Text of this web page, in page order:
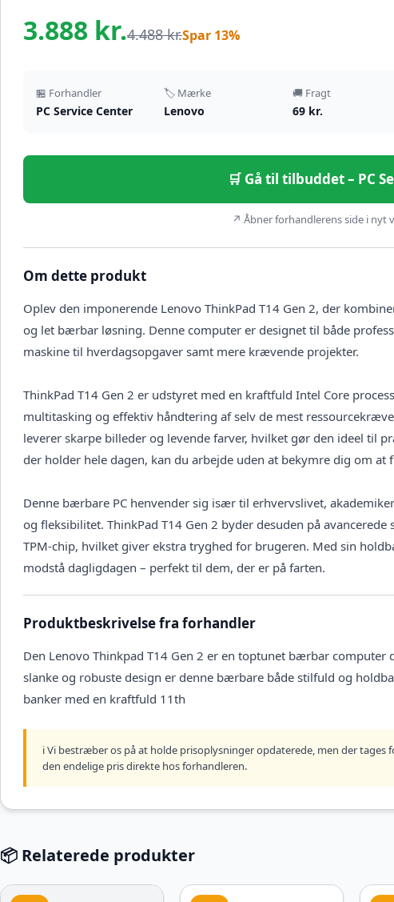
3.888 kr.4.488 kr.Spar 13%
🏪 Forhandler
PC Service Center
🏷️ Mærke
Lenovo
🚚 Fragt
69 kr.
🛒 Gå til tilbuddet – PC
↗ Åbner forhandlerens side i nyt
Om dette produkt
Oplev den imponerende Lenovo ThinkPad T14 Gen 2, der
og let bærbar løsning. Denne computer er designet til både
maskine til hverdagsopgaver samt mere krævende projekter.
ThinkPad T14 Gen 2 er udstyret med en kraftfuld Intel Core
multitasking og effektiv håndtering af selv de mest
leverer skarpe billeder og levende farver, hvilket gør den ideel til
der holder hele dagen, kan du arbejde uden at bekymre dig om at
Denne bærbare PC henvender sig især til erhvervslivet,
og fleksibilitet. ThinkPad T14 Gen 2 byder desuden på
TPM-chip, hvilket giver ekstra tryghed for brugeren. Med sin
modstå dagligdagen – perfekt til dem, der er på farten.
Produktbeskrivelse fra forhandler
Den Lenovo Thinkpad T14 Gen 2 er en toptunet bærbar
slanke og robuste design er denne bærbare både stilfuld og
banker med en kraftfuld 11th
ℹ️ Vi bestræber os på at holde prisoplysninger opdaterede, men der
den endelige pris direkte hos forhandleren.
📦 Relaterede produkter